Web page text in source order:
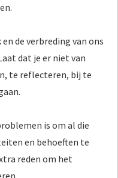
de verbreding van ons
dat je er niet van
te reflecteren, bij te
is om al die
en behoeften te
reden om het